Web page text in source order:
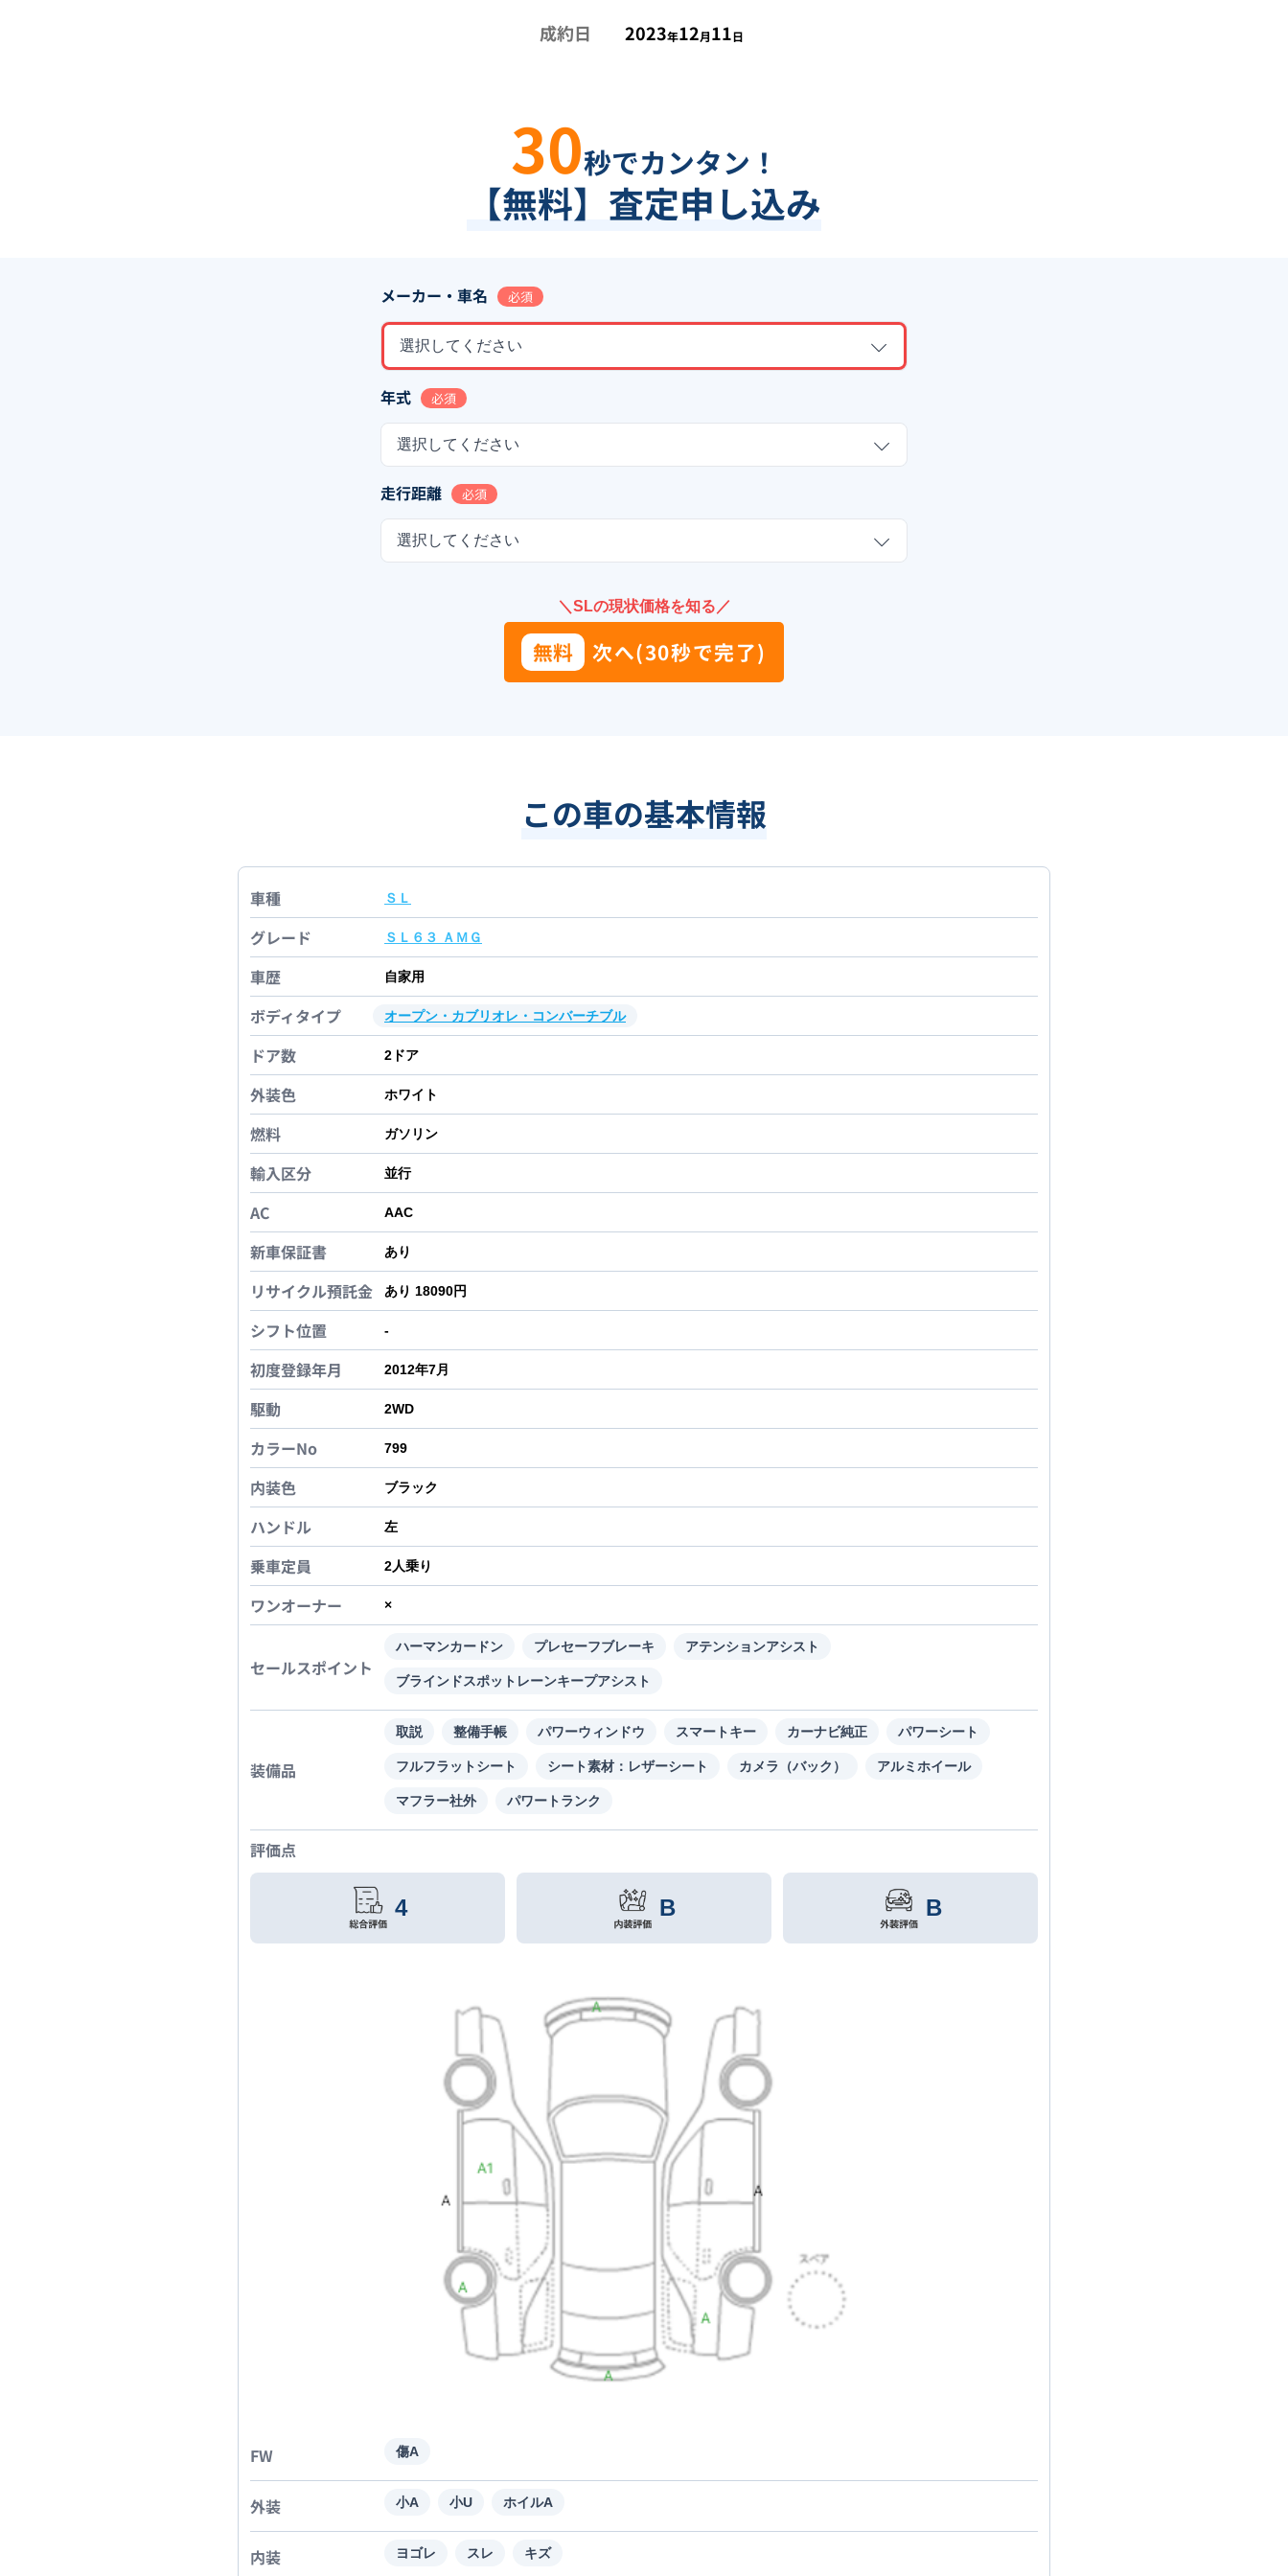
成約日 2023年12月11日
30秒でカンタン！
【無料】査定申し込み
メーカー・車名 必須
選択してください
年式 必須
選択してください
走行距離 必須
選択してください
＼SLの現状価格を知る／
無料 次へ(30秒で完了)
この車の基本情報
車種 ＳＬ
グレード ＳＬ６３ ＡＭＧ
車歴 自家用
ボディタイプ オープン・カブリオレ・コンバーチブル
ドア数 2 ドア
外装色 ホワイト
燃料 ガソリン
輸入区分 並行
AC AAC
新車保証書 あり
リサイクル預託金 あり 18090円
シフト位置 -
初度登録年月 2012年7月
駆動 2WD
カラーNo 799
内装色 ブラック
ハンドル 左
乗車定員 2人乗り
ワンオーナー ×
セールスポイント
ハーマンカードン プレセーフブレーキ アテンションアシスト
ブラインドスポットレーンキープアシスト
装備品
取説 整備手帳 パワーウィンドウ スマートキー カーナビ純正 パワーシート
フルフラットシート シート素材：レザーシート カメラ（バック） アルミホイール
マフラー社外 パワートランク
評価点
4 B B
FW 傷A
外装 小A 小U ホイルA
内装 ヨゴレ スレ キズ